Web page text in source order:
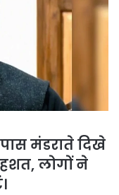
मंडराते दिखे
लोगों ने